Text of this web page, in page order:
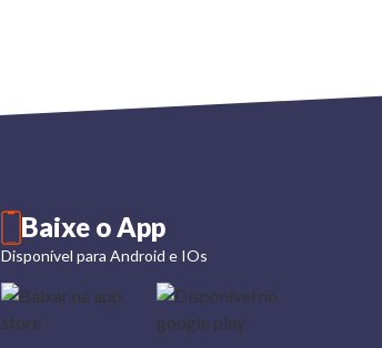
Baixe o App
Disponível para Android e IOs